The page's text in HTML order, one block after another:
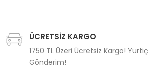
ÜCRETSİZ KARGO
1750 TL Üzeri Ücretsiz Kargo!
Gönderim!